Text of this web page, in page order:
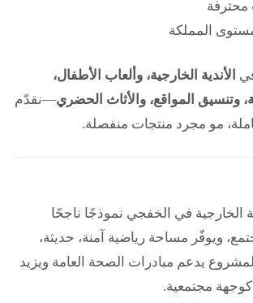
المملكة
الأندية الخارجية، وألعاب الأطفال،
وتنسيق المواقع، والأثاث الحضري—نقدّم
مو مجرد منتجات منفصلة.
الخارجية في الخفجي نموذجًا ناجحًا
ويوفّر مساحة رياضية آمنة، حديثة،
يدعم مبادرات الصحة العامة ويزيد
مجتمعية.